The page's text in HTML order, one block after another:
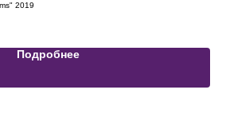
2019
Подробнее